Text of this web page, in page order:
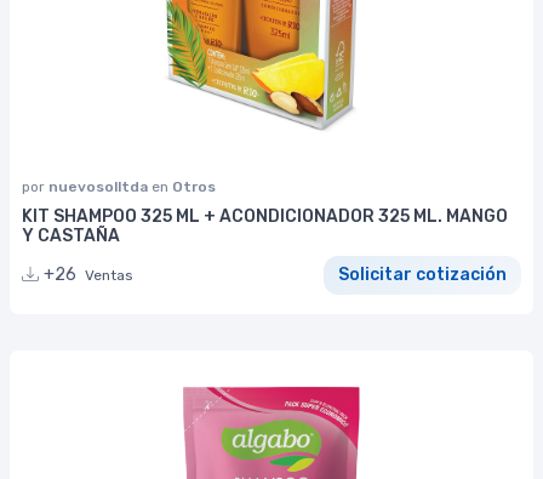
por nuevosolltda en Otros
KIT SHAMPOO 325 ML + ACONDICIONADOR 325 ML. MANGO
Y CASTAÑA
+26 Ventas Solicitar cotización